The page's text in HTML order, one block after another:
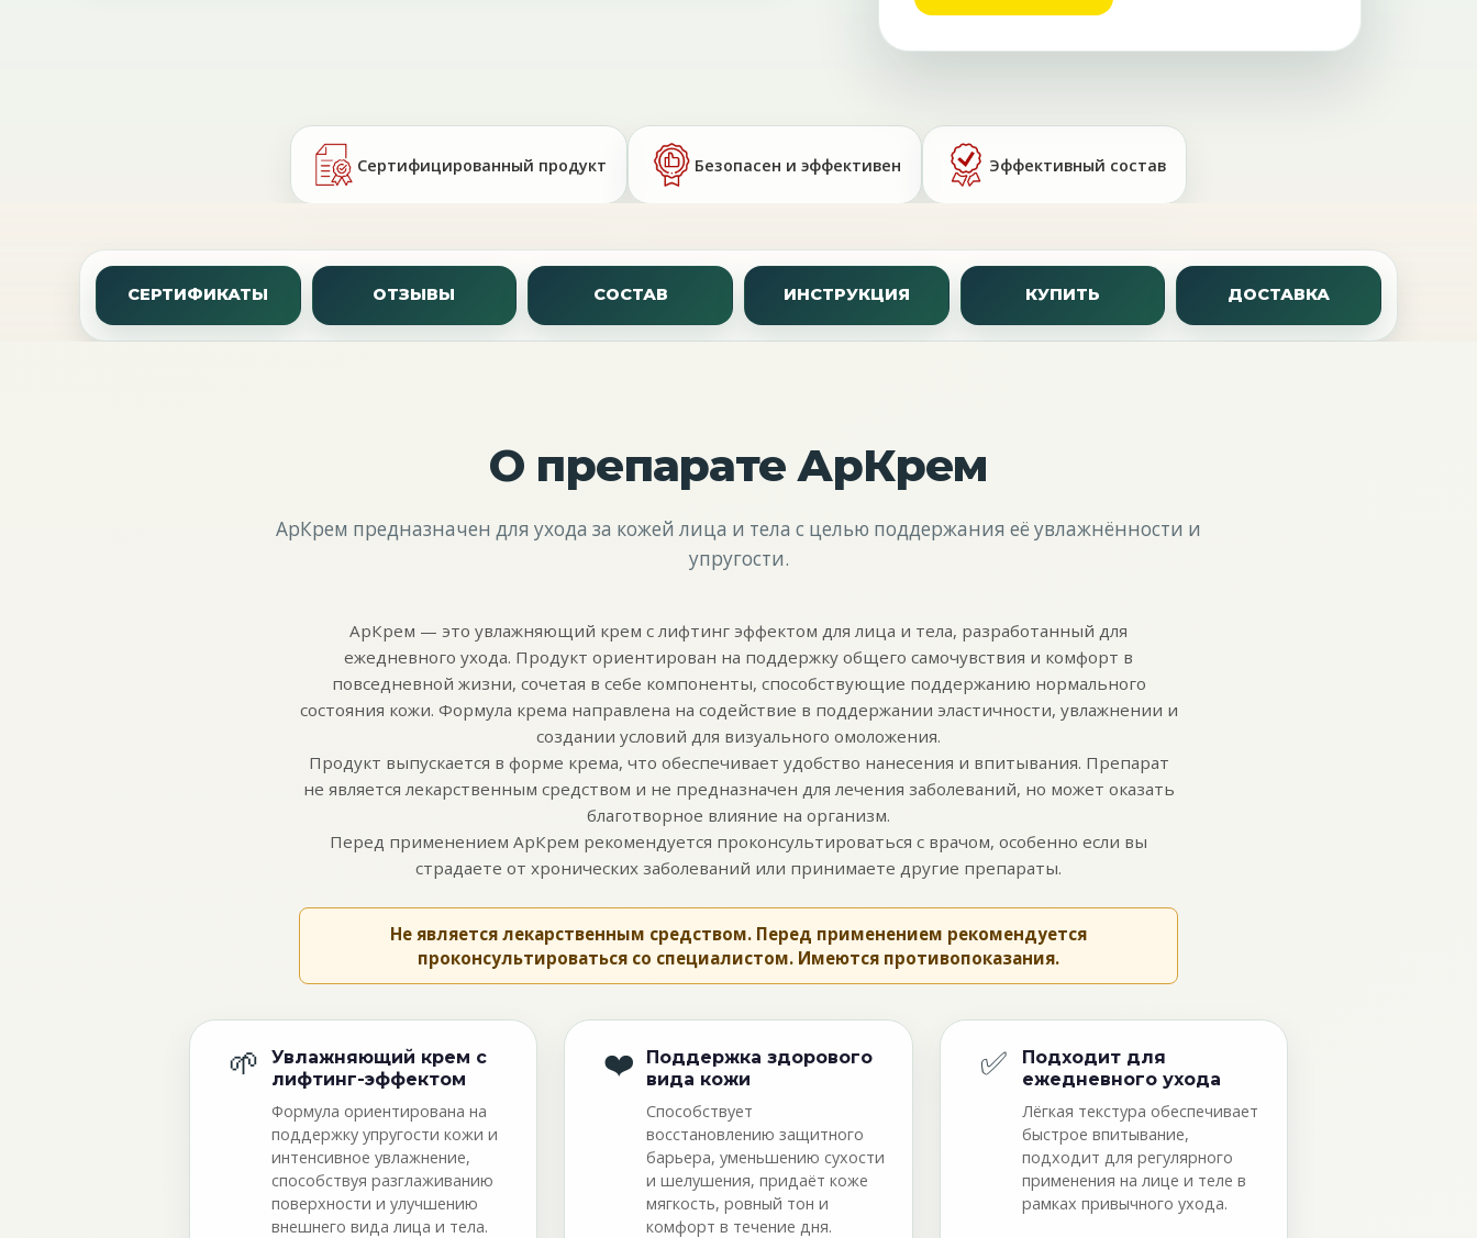
Сертифицированный продукт Безопасен и эффективен Эффективный состав
СЕРТИФИКАТЫ ОТЗЫВЫ СОСТАВ ИНСТРУКЦИЯ КУПИТЬ ДОСТАВКА
О препарате АрКрем
АрКрем предназначен для ухода за кожей лица и тела с целью поддержания её увлажнённости и
упругости.
АрКрем — это увлажняющий крем с лифтинг эффектом для лица и тела, разработанный для
ежедневного ухода. Продукт ориентирован на поддержку общего самочувствия и комфорт в
повседневной жизни, сочетая в себе компоненты, способствующие поддержанию нормального
состояния кожи. Формула крема направлена на содействие в поддержании эластичности, увлажнении и
создании условий для визуального омоложения.
Продукт выпускается в форме крема, что обеспечивает удобство нанесения и впитывания. Препарат
не является лекарственным средством и не предназначен для лечения заболеваний, но может оказать
благотворное влияние на организм.
Перед применением АрКрем рекомендуется проконсультироваться с врачом, особенно если вы
страдаете от хронических заболеваний или принимаете другие препараты.
Не является лекарственным средством. Перед применением рекомендуется
проконсультироваться со специалистом. Имеются противопоказания.
🌱
Увлажняющий крем с
лифтинг-эффектом
Формула ориентирована на
поддержку упругости кожи и
интенсивное увлажнение,
способствуя разглаживанию
поверхности и улучшению
внешнего вида лица и тела.
❤️
Поддержка здорового
вида кожи
Способствует
восстановлению защитного
барьера, уменьшению сухости
и шелушения, придаёт коже
мягкость, ровный тон и
комфорт в течение дня.
✅
Подходит для
ежедневного ухода
Лёгкая текстура обеспечивает
быстрое впитывание,
подходит для регулярного
применения на лице и теле в
рамках привычного ухода.